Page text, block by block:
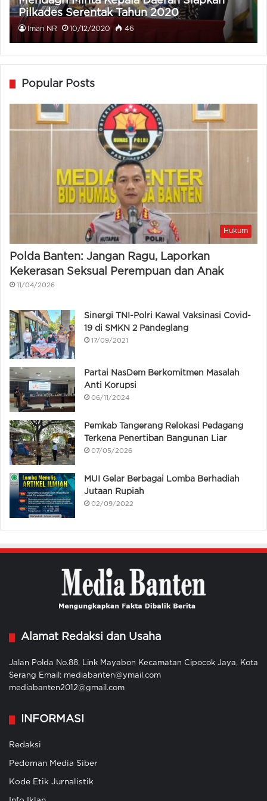
Pilkades Serentak Tahun 2020
Iman NR 10/12/2020 46
Popular Posts
Hukum
Polda Banten: Jangan Ragu, Laporkan
Kekerasan Seksual Perempuan dan Anak
11/04/2026
Sinergi TNI-Polri Kawal Vaksinasi Covid-
19 di SMKN 2 Pandeglang
17/09/2021
Partai NasDem Berkomitmen Masalah
Anti Korupsi
06/11/2024
Pemkab Tangerang Relokasi Pedagang
Terkena Penertiban Bangunan Liar
07/05/2026
MUI Gelar Berbagai Lomba Berhadiah
Jutaan Rupiah
02/09/2022
Alamat Redaksi dan Usaha
Jalan Polda No.88, Link Mayabon Kecamatan Cipocok Jaya, Kota
Serang Email: mediabanten@ymail.com
mediabanten2012@gmail.com
INFORMASI
Redaksi
Pedoman Media Siber
Kode Etik Jurnalistik